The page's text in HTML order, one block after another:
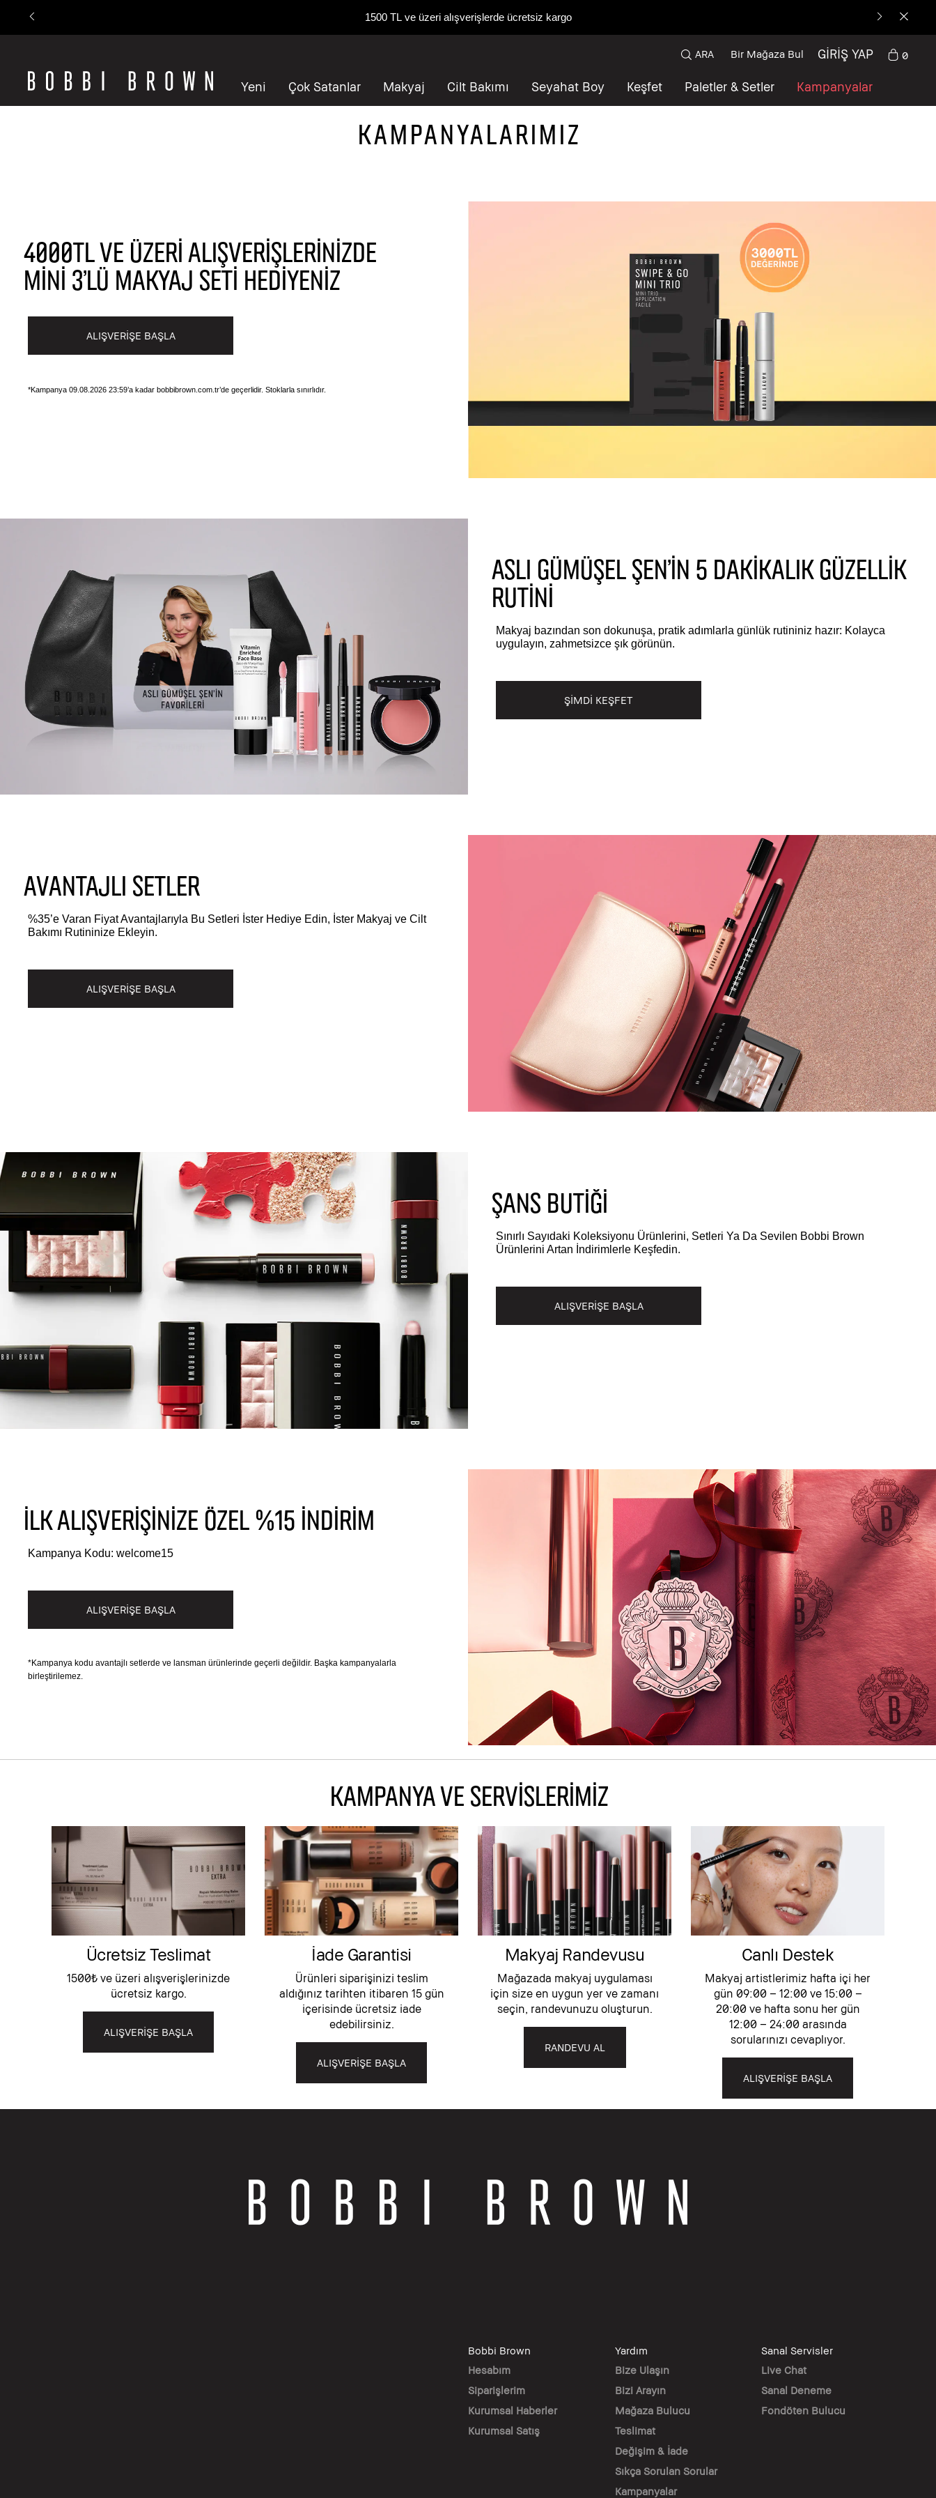
1500 TL ve üzeri alışverişlerde ücretsiz kargo
Yeni Çok Satanlar Makyaj Cilt Bakımı Seyahat Boy Keşfet Paletler & Setler Kampanyalar
ARA Bir Mağaza Bul GİRİŞ YAP 0
KAMPANYALARIMIZ
4000TL VE ÜZERİ ALIŞVERİŞLERİNİZDE
MİNİ 3’LÜ MAKYAJ SETİ HEDİYENİZ
ALIŞVERİŞE BAŞLA
*Kampanya 09.08.2026 23:59’a kadar bobbibrown.com.tr’de geçerlidir. Stoklarla sınırlıdır.
ASLI GÜMÜŞEL ŞEN'İN 5 DAKİKALIK GÜZELLİK
RUTİNİ
Makyaj bazından son dokunuşa, pratik adımlarla günlük rutininiz hazır: Kolayca
uygulayın, zahmetsizce şık görünün.
ŞİMDİ KEŞFET
AVANTAJLI SETLER
%35’e Varan Fiyat Avantajlarıyla Bu Setleri İster Hediye Edin, İster Makyaj ve Cilt
Bakımı Rutininize Ekleyin.
ALIŞVERİŞE BAŞLA
ŞANS BUTİĞİ
Sınırlı Sayıdaki Koleksiyonu Ürünlerini, Setleri Ya Da Sevilen Bobbi Brown
Ürünlerini Artan İndirimlerle Keşfedin.
ALIŞVERİŞE BAŞLA
İLK ALIŞVERİŞİNİZE ÖZEL %15 İNDİRİM
Kampanya Kodu: welcome15
ALIŞVERİŞE BAŞLA
*Kampanya kodu avantajlı setlerde ve lansman ürünlerinde geçerli değildir. Başka kampanyalarla
birleştirilemez.
KAMPANYA VE SERVİSLERİMİZ
Ücretsiz Teslimat
1500₺ ve üzeri alışverişlerinizde
ücretsiz kargo.
ALIŞVERİŞE BAŞLA
İade Garantisi
Ürünleri siparişinizi teslim
aldığınız tarihten itibaren 15 gün
içerisinde ücretsiz iade
edebilirsiniz.
ALIŞVERİŞE BAŞLA
Makyaj Randevusu
Mağazada makyaj uygulaması
için size en uygun yer ve zamanı
seçin, randevunuzu oluşturun.
RANDEVU AL
Canlı Destek
Makyaj artistlerimiz hafta içi her
gün 09:00 – 12:00 ve 15:00 –
20:00 ve hafta sonu her gün
12:00 – 24:00 arasında
sorularınızı cevaplıyor.
ALIŞVERİŞE BAŞLA
Bobbi Brown
Hesabım
Siparişlerim
Kurumsal Haberler
Kurumsal Satış
Yardım
Bize Ulaşın
Bizi Arayın
Mağaza Bulucu
Teslimat
Değişim & İade
Sıkça Sorulan Sorular
Kampanyalar
Sanal Servisler
Live Chat
Sanal Deneme
Fondöten Bulucu